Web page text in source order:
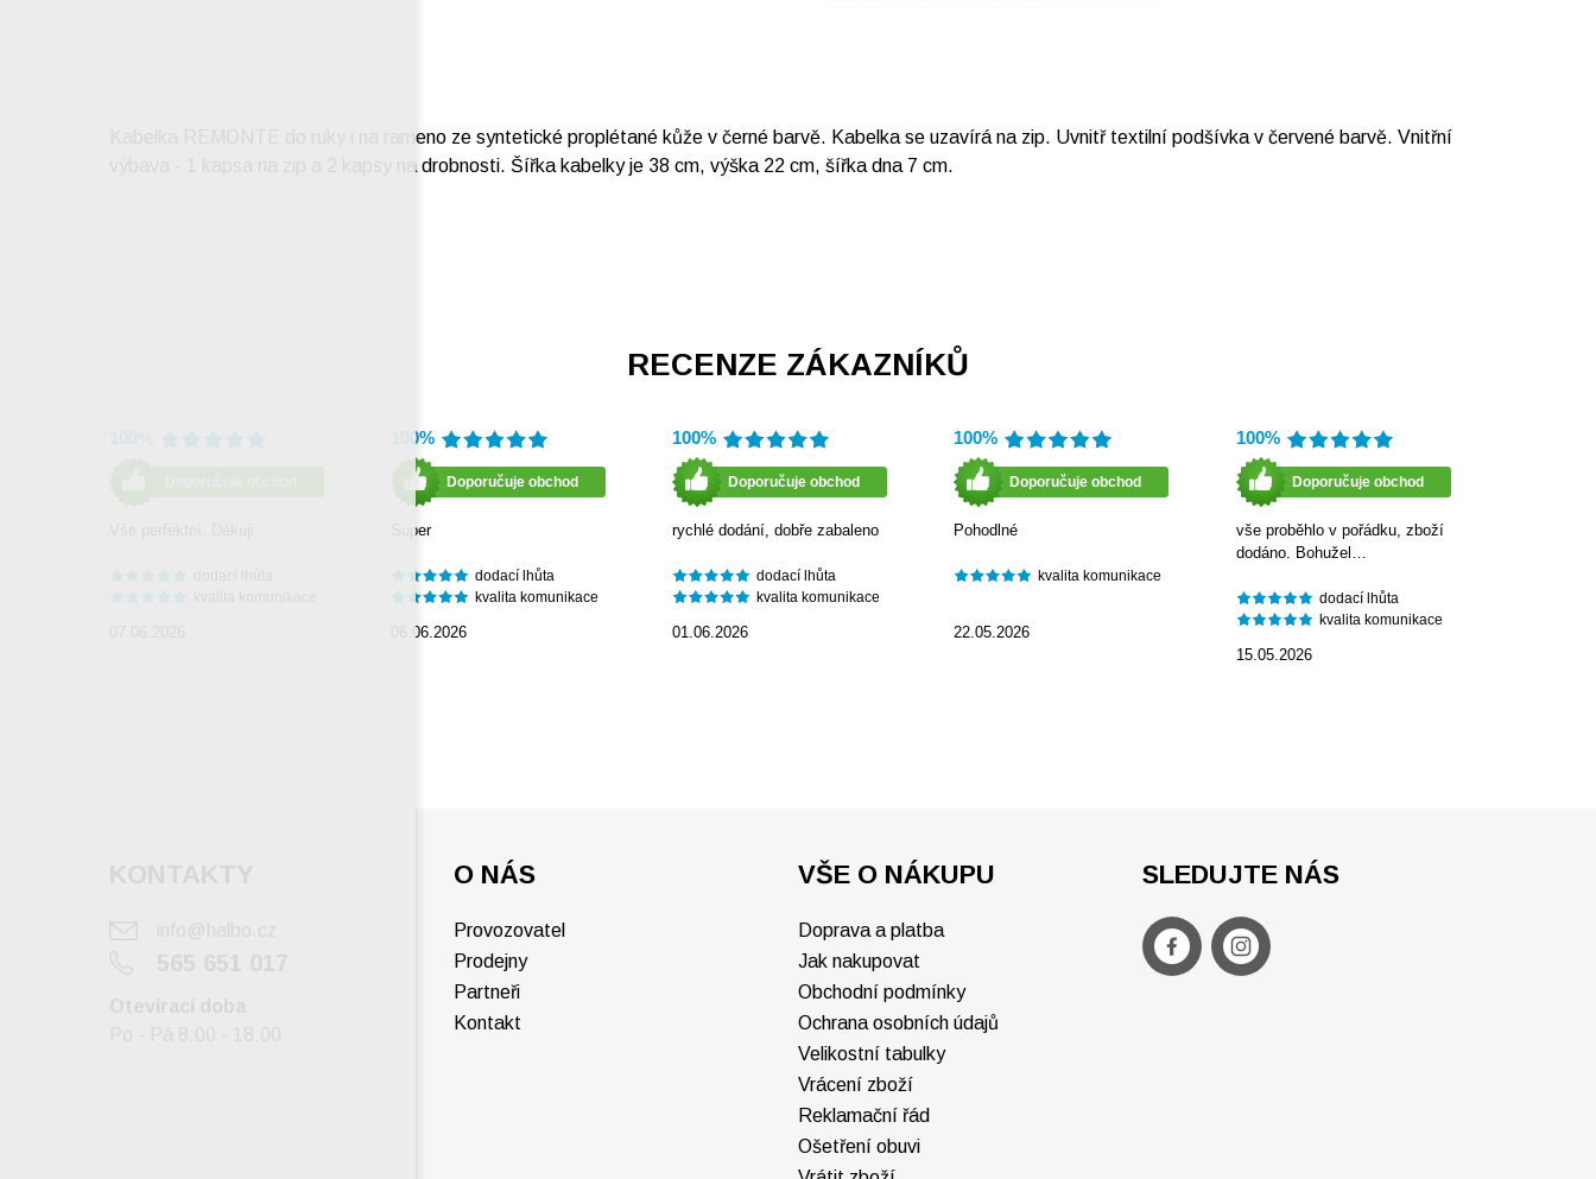
Kabelka REMONTE do ruky i na rameno ze syntetické proplétané kůže v černé barvě. Kabelka se uzavírá na zip. Uvnitř textilní podšívka v červené barvě. Vnitřní
výbava - 1 kapsa na zip a 2 kapsy na drobnosti. Šířka kabelky je 38 cm, výška 22 cm, šířka dna 7 cm.
RECENZE ZÁKAZNÍKŮ
100%
Doporučuje obchod
Super
dodací lhůta
kvalita komunikace
06.06.2026
100%
Doporučuje obchod
rychlé dodání, dobře zabaleno
dodací lhůta
kvalita komunikace
01.06.2026
100%
Doporučuje obchod
Pohodlné
kvalita komunikace
22.05.2026
100%
Doporučuje obchod
vše proběhlo v pořádku, zboží
dodáno. Bohužel…
dodací lhůta
kvalita komunikace
15.05.2026
O NÁS
Provozovatel
Prodejny
Partneři
Kontakt
VŠE O NÁKUPU
Doprava a platba
Jak nakupovat
Obchodní podmínky
Ochrana osobních údajů
Velikostní tabulky
Vrácení zboží
Reklamační řád
Ošetření obuvi
SLEDUJTE NÁS